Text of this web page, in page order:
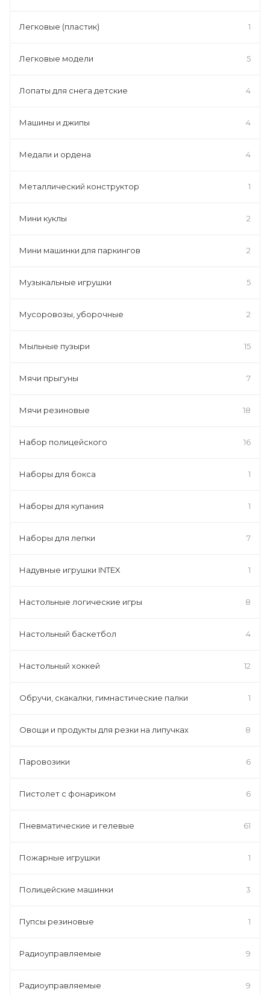
Легковые (пластик) 1
Легковые модели 5
Лопаты для снега детские 4
Машины и джипы 4
Медали и ордена 4
Металлический конструктор 1
Мини куклы 2
Мини машинки для паркингов 2
Музыкальные игрушки 5
Мусоровозы, уборочные 2
Мыльные пузыри 15
Мячи прыгуны 7
Мячи резиновые 18
Набор полицейского 16
Наборы для бокса 1
Наборы для купания 1
Наборы для лепки 7
Надувные игрушки INTEX 1
Настольные логические игры 8
Настольный баскетбол 4
Настольный хоккей 12
Обручи, скакалки, гимнастические палки 1
Овощи и продукты для резки на липучках 8
Паровозики 6
Пистолет с фонариком 6
Пневматические и гелевые 61
Пожарные игрушки 1
Полицейские машинки 3
Пупсы резиновые 1
Радиоуправляемые 9
Радиоуправляемые 9